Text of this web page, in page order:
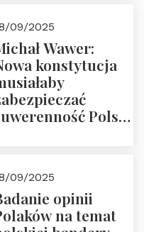
09/2025
Wawer:
konstytucja
Polski
09/2025
opinii
na temat